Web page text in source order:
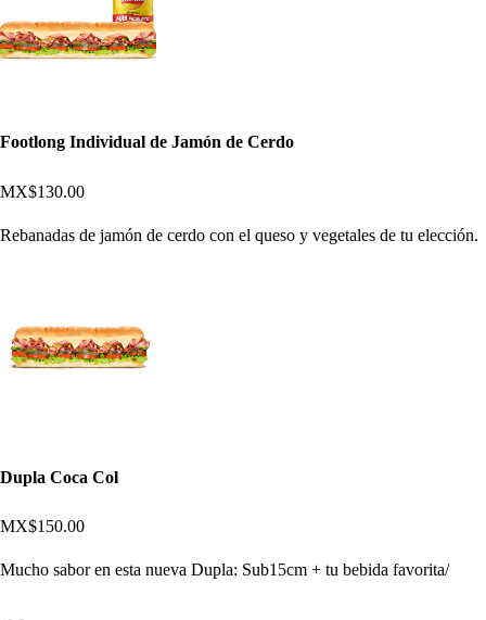
Footlong Individual de Jamón de Cerdo
MX$130.00
Rebanadas de jamón de cerdo con el queso y vegetales de tu elección.
Dupla Coca Col
MX$150.00
Mucho sabor en esta nueva Dupla: Sub15cm + tu bebida favorita/